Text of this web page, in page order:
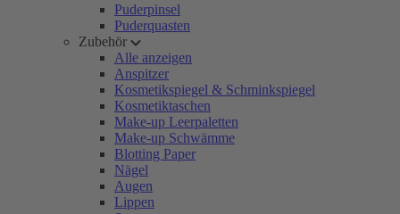
Puderpinsel
Puderquasten
Zubehör
Alle anzeigen
Anspitzer
Kosmetikspiegel & Schminkspiegel
Kosmetiktaschen
Make-up Leerpaletten
Make-up Schwämme
Blotting Paper
Nägel
Augen
Lippen